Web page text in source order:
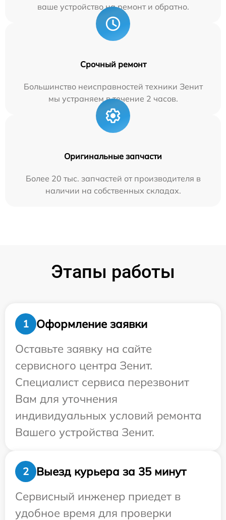
ваше устройство на ремонт и обратно.
Срочный ремонт
Большинство неисправностей техники Зенит
мы устраняем в течение 2 часов.
Оригинальные запчасти
Более 20 тыс. запчастей от производителя в
наличии на собственных складах.
Этапы работы
1
Оформление заявки
Оставьте заявку на сайте
сервисного центра Зенит.
Специалист сервиса перезвонит
Вам для уточнения
индивидуальных условий ремонта
Вашего устройства Зенит.
2
Выезд курьера за 35 минут
Сервисный инженер приедет в
удобное время для проверки